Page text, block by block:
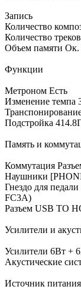
Запись
Количество
Количество
Объем памяти Ок.
Функции
Метроном Есть
Изменение темпа
Подстройка
Память и
Коммутация
Наушники
Гнездо для
FC3A)
Разъем USB TO
Усилители и
Усилители 6Вт +
Акустические
Источник питания